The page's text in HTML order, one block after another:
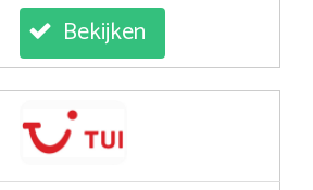
Bekijken